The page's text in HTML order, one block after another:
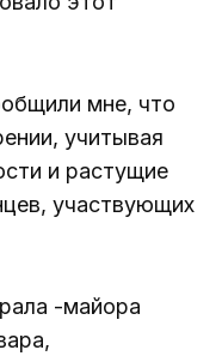
мне, что
учитывая
и растущие
участвующих
-майора